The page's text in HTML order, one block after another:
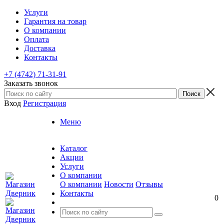
Услуги
Гарантия на товар
О компании
Оплата
Доставка
Контакты
+7 (4742) 71-31-91
Заказать звонок
Вход Регистрация
Меню
Каталог
Акции
Услуги
О компании
О компании Новости Отзывы
Контакты
0